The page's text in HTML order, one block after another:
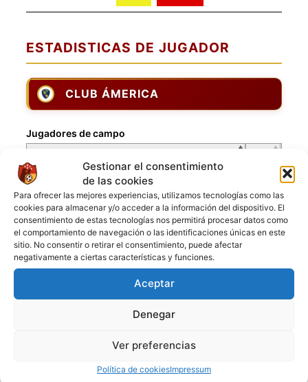
Gestionar el consentimiento
de las cookies
Para ofrecer las mejores experiencias, utilizamos tecnologías como las
cookies para almacenar y/o acceder a la información del dispositivo. El
consentimiento de estas tecnologías nos permitirá procesar datos como
el comportamiento de navegación o las identificaciones únicas en este
sitio. No consentir o retirar el consentimiento, puede afectar
negativamente a ciertas características y funciones.
Aceptar
Denegar
Ver preferencias
Política de cookiesImpressum
ESTADISTICAS DE JUGADOR
CLUB ÁMERICA
[1] Daniel Zambrano
[2] Soulaimane El Mansouri
[4] Junior Gonzales
[8] David Quiroz
[9] Yoslin Godoy
Jugadores de campo
MBARETE BRONCO
PuntuaciónPromedio